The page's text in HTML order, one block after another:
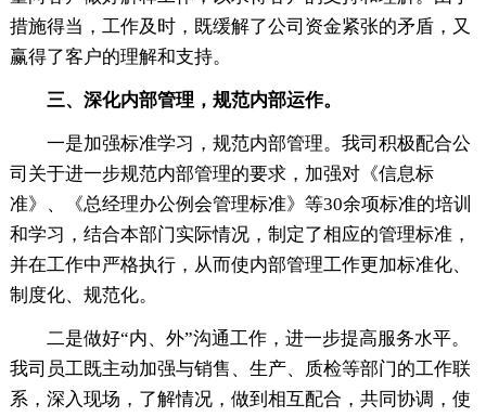
措施得当，工作及时，既缓解了公司资金紧张的矛盾，又
赢得了客户的理解和支持。
三、深化内部管理，规范内部运作。
一是加强标准学习，规范内部管理。我司积极配合公
司关于进一步规范内部管理的要求，加强对《信息标
准》、《总经理办公例会管理标准》等30余项标准的培训
和学习，结合本部门实际情况，制定了相应的管理标准，
并在工作中严格执行，从而使内部管理工作更加标准化、
制度化、规范化。
二是做好“内、外”沟通工作，进一步提高服务水平。
我司员工既主动加强与销售、生产、质检等部门的工作联
系，深入现场，了解情况，做到相互配合，共同协调，使